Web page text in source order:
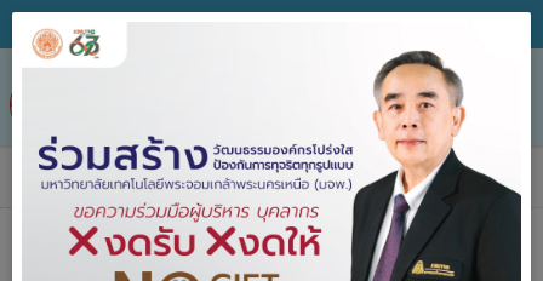
ข่าวประกาศจัดซื้อจัดจ้าง